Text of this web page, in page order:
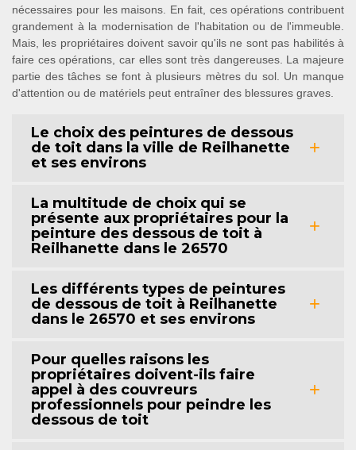
nécessaires pour les maisons. En fait, ces opérations contribuent
grandement à la modernisation de l'habitation ou de l'immeuble.
Mais, les propriétaires doivent savoir qu'ils ne sont pas habilités à
faire ces opérations, car elles sont très dangereuses. La majeure
partie des tâches se font à plusieurs mètres du sol. Un manque
d'attention ou de matériels peut entraîner des blessures graves.
Le choix des peintures de dessous
de toit dans la ville de Reilhanette
et ses environs
La multitude de choix qui se
présente aux propriétaires pour la
peinture des dessous de toit à
Reilhanette dans le 26570
Les différents types de peintures
de dessous de toit à Reilhanette
dans le 26570 et ses environs
Pour quelles raisons les
propriétaires doivent-ils faire
appel à des couvreurs
professionnels pour peindre les
dessous de toit